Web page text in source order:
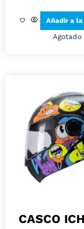
Añadir a la
Agotado
CASCO